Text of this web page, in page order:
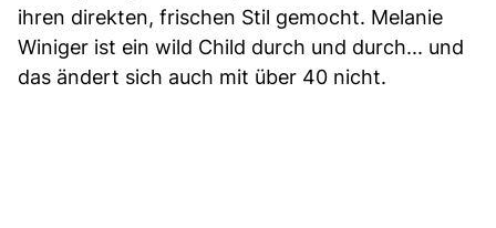
ihren direkten, frischen Stil gemocht. Melanie
Winiger ist ein wild Child durch und durch... und
das ändert sich auch mit über 40 nicht.